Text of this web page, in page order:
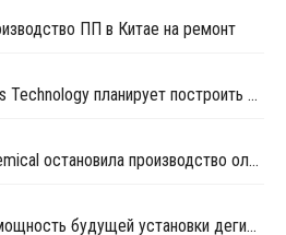
ПП в Китае на ремонт
Levima Advanced Materials Technology планирует построить производство олефинов из метанола в Китае
Jiangsu Sierbang Petrochemical остановила производство олефинов в Китае на плановый ремонт
Qixiang Tengda увеличит мощность будущей установки дегидрирования пропана в Цзыбо